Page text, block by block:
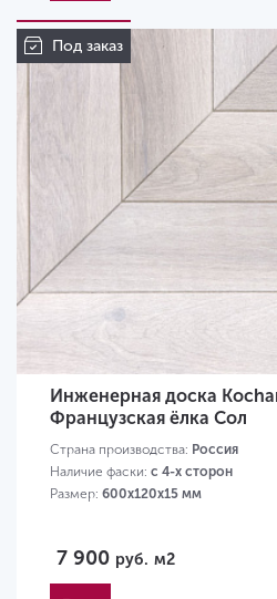
Под заказ
Инженерная доска
Французская ёлка Сол
Страна производства: Россия
Наличие фаски: с 4-х сторон
Размер: 600х120х15 мм
7 900 руб. м2